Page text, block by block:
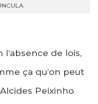
l’absence de lois,
ça qu’on peut
Peixinho